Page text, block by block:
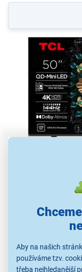
Aby na našich
používáme tzv.
třeba nejhledanější
Mini LED
obrazovka
(3840 × 2160)
technologie
HDR10+,
obnovovací